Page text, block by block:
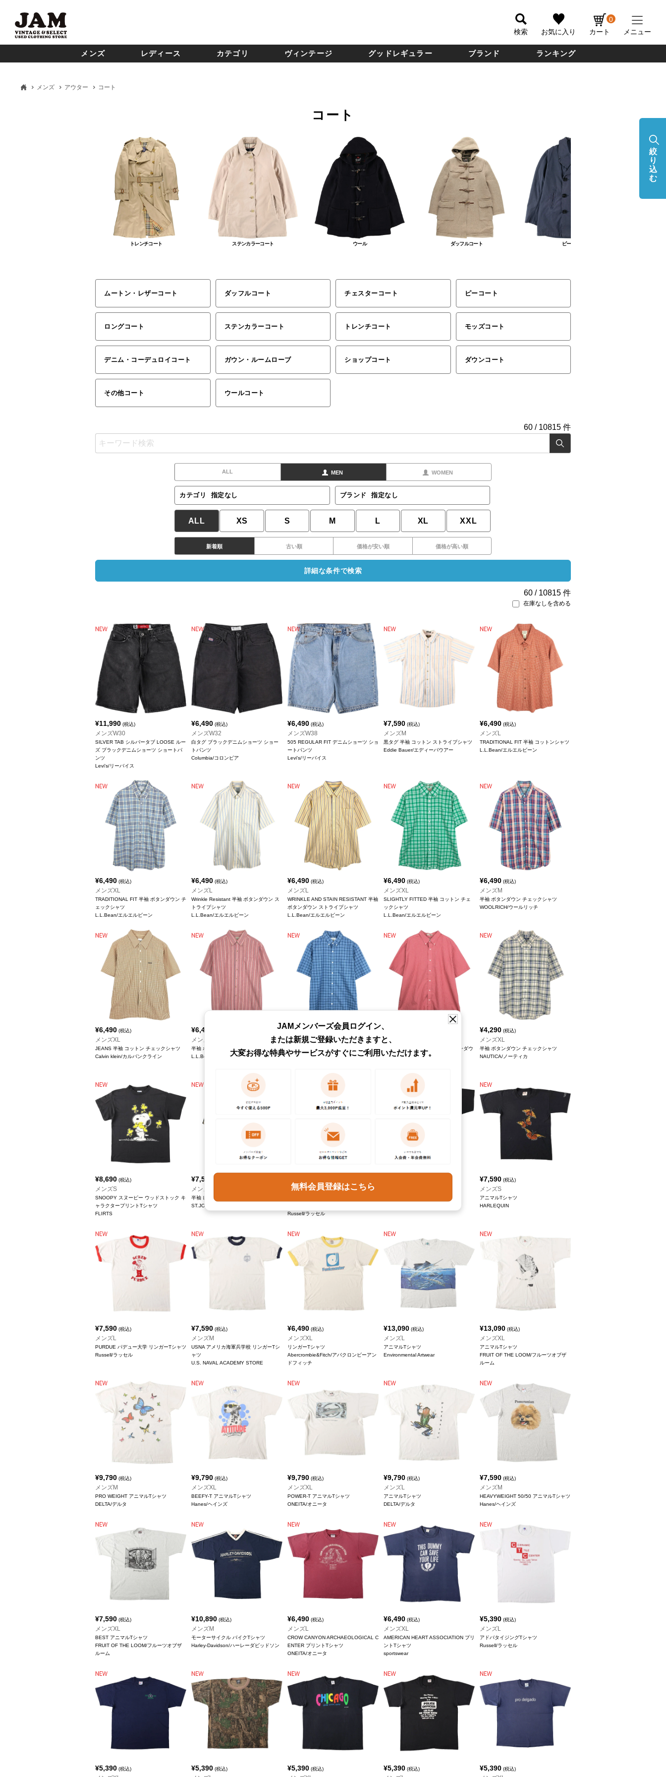
検索 お気に入り カート
0
メニュー
メンズ レディース カテゴリ ヴィンテージ グッドレギュラー ブランド ランキング
メンズ アウター コート
コート
トレンチコート ステンカラーコート ウール ダッフルコート ピーコート
ムートン・レザーコート ダッフルコート チェスターコート ピーコート
ロングコート ステンカラーコート トレンチコート モッズコート
デニム・コーデュロイコート ガウン・ルームローブ ショップコート ダウンコート
その他コート ウールコート
60 / 10815 件
ALL MEN WOMEN
カテゴリ 指定なし ブランド 指定なし
ALL XS S M L XL XXL
新着順 古い順 価格が安い順 価格が高い順
詳細な条件で検索
60 / 10815 件
在庫なしを含める
¥11,990 (税込)
メンズW30
SILVER TAB シルバータブ LOOSE ルー
ズ ブラックデニムショーツ ショートパ
ンツ
Levi's/リーバイス
¥6,490 (税込)
メンズW32
白タグ ブラックデニムショーツ ショー
トパンツ
Columbia/コロンビア
¥6,490 (税込)
メンズW38
505 REGULAR FIT デニムショーツ ショ
ートパンツ
Levi's/リーバイス
¥7,590 (税込)
メンズM
黒タグ 半袖 コットン ストライプシャツ
Eddie Bauer/エディーバウアー
¥6,490 (税込)
メンズL
TRADITIONAL FIT 半袖 コットンシャツ
L.L.Bean/エルエルビーン
¥6,490 (税込)
メンズXL
TRADITIONAL FIT 半袖 ボタンダウン チ
ェックシャツ
L.L.Bean/エルエルビーン
¥6,490 (税込)
メンズL
Wrinkle Resistant 半袖 ボタンダウン ス
トライプシャツ
L.L.Bean/エルエルビーン
¥6,490 (税込)
メンズL
WRINKLE AND STAIN RESISTANT 半袖
ボタンダウン ストライプシャツ
L.L.Bean/エルエルビーン
¥6,490 (税込)
メンズXL
SLIGHTLY FITTED 半袖 コットン チェ
ックシャツ
L.L.Bean/エルエルビーン
¥6,490 (税込)
メンズM
半袖 ボタンダウン チェックシャツ
WOOLRICH/ウールリッチ
¥6,490 (税込)
メンズXL
JEANS 半袖 コットン チェックシャツ
Calvin klein/カルバンクライン
¥6,490
メンズL
半袖 ボタンダウン ストライプシャツ
L.L.Bean/エルエルビーン
¥6,490 (税込)
メンズM
Traditional Fit 半袖 ボタンダウン チェッ
クシャツ
¥
メンズXL
WRINKLE RESISTANT 半袖 ボタンダウ
ン チェックシャツ
¥4,290 (税込)
メンズXL
半袖 ボタンダウン チェックシャツ
NAUTICA/ノーティカ
¥8,690 (税込)
メンズS
SNOOPY スヌーピー ウッドストック キ
ャラクタープリントTシャツ
FLIRTS
¥7,590
メンズM
半袖 レーヨンシャツ
ST.JOHN'S BAY/セントジョンズベイ
メンズL
Russell/ラッセル
¥7,590 (税込)
メンズS
アニマルTシャツ
HARLEQUIN
¥7,590 (税込)
メンズL
PURDUE パデュー大学 リンガーTシャツ
Russell/ラッセル
¥7,590 (税込)
メンズM
USNA アメリカ海軍兵学校 リンガーTシ
ャツ
U.S. NAVAL ACADEMY STORE
¥6,490 (税込)
メンズXL
リンガーTシャツ
Abercrombie&Fitch/アバクロンビーアン
ドフィッチ
¥13,090 (税込)
メンズL
アニマルTシャツ
Environmental Artwear
¥13,090 (税込)
メンズXL
アニマルTシャツ
FRUIT OF THE LOOM/フルーツオブザ
ルーム
¥9,790 (税込)
メンズM
PRO WEIGHT アニマルTシャツ
DELTA/デルタ
¥9,790 (税込)
メンズXL
BEEFY-T アニマルTシャツ
Hanes/ヘインズ
¥9,790 (税込)
メンズXL
POWER-T アニマルTシャツ
ONEITA/オニータ
¥9,790 (税込)
メンズL
アニマルTシャツ
DELTA/デルタ
¥7,590 (税込)
メンズM
HEAVYWEIGHT 50/50 アニマルTシャツ
Hanes/ヘインズ
¥7,590 (税込)
メンズXL
BEST アニマルTシャツ
FRUIT OF THE LOOM/フルーツオブザ
ルーム
¥10,890 (税込)
メンズM
モーターサイクル バイクTシャツ
Harley-Davidson/ハーレーダビッドソン
¥6,490 (税込)
メンズL
CROW CANYON ARCHAEOLOGICAL C
ENTER プリントTシャツ
ONEITA/オニータ
¥6,490 (税込)
メンズXL
AMERICAN HEART ASSOCIATION プリ
ントTシャツ
sportswear
¥5,390 (税込)
メンズL
アドバタイジングTシャツ
Russell/ラッセル
¥5,390 (税込) ¥5,390 (税込) ¥5,390 (税込) ¥5,390 (税込) ¥5,390 (税込)
絞
り
込
む
JAMメンバーズ会員ログイン、
または新規ご登録いただきますと、
大変お得な特典やサービスがすぐにご利用いただけます。
無料会員登録はこちら